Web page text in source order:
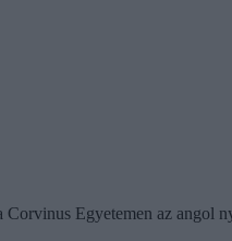
Egyetemen az angol